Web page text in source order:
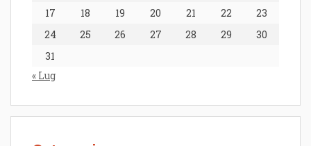
17
18 19 20 21 22
23
24
25 26 27 28 29
30
31
« Lug